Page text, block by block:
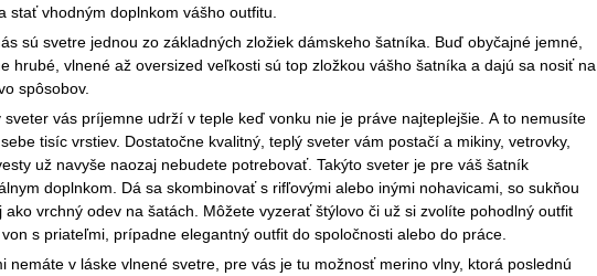
stať vhodným doplnkom vášho outfitu.
sú svetre jednou zo základných zložiek dámskeho šatníka. Buď obyčajné jemné,
hrubé, vlnené až oversized veľkosti sú top zložkou vášho šatníka a dajú sa nosiť na
spôsobov.
sveter vás príjemne udrží v teple keď vonku nie je práve najteplejšie. A to nemusíte
tisíc vrstiev. Dostatočne kvalitný, teplý sveter vám postačí a mikiny, vetrovky,
už navyše naozaj nebudete potrebovať. Takýto sveter je pre váš šatník
doplnkom. Dá sa skombinovať s rifľovými alebo inými nohavicami, so sukňou
ako vrchný odev na šatách. Môžete vyzerať štýlovo či už si zvolíte pohodlný outfit
s priateľmi, prípadne elegantný outfit do spoločnosti alebo do práce.
nemáte v láske vlnené svetre, pre vás je tu možnosť merino vlny, ktorá poslednú